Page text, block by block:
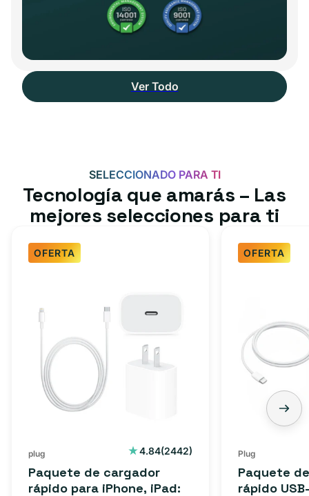
Ver Todo
SELECCIONADO PARA TI
Tecnología que amarás – Las
mejores selecciones para ti
OFERTA
para
iPhone,
iPad:
a
Lightning
plug 4.84(2442)
2442
Paquete de cargador
rápido para iPhone, iPad:
OFERTA
rápido
USB-
USB-
C
Plug
Paquete
rápido